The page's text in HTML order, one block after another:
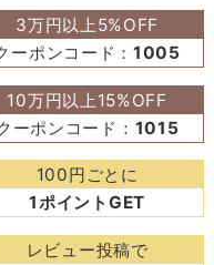
3万円以上5%OFF
ーポンコード：1005
10万円以上15%OFF
ーポンコード： 1015
100円ごとに
1ポイントGET
レビュー投稿で